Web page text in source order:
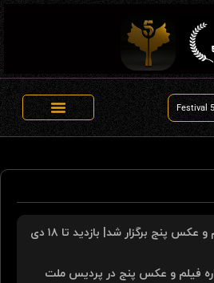
Festival
پنج برگزار شد| بازدید تا ۱۸ دی
فیلم و عکس پنج در پردیس ملت